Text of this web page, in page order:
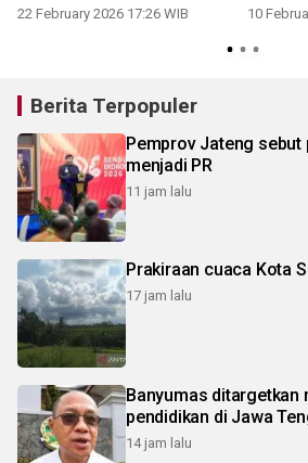
22 February 2026 17:26 WIB 10
Berita Terpopuler
Pemprov Jateng
menjadi PR
11 jam lalu
Prakiraan cuaca Kota
17 jam lalu
Banyumas ditargetkan
pendidikan di Jawa
14 jam lalu